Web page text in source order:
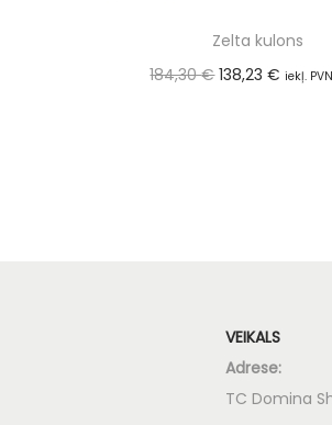
Zelta kulons
184,30€ 138,23€ iekļ.
VEIKALS
Adrese:
TC Domina